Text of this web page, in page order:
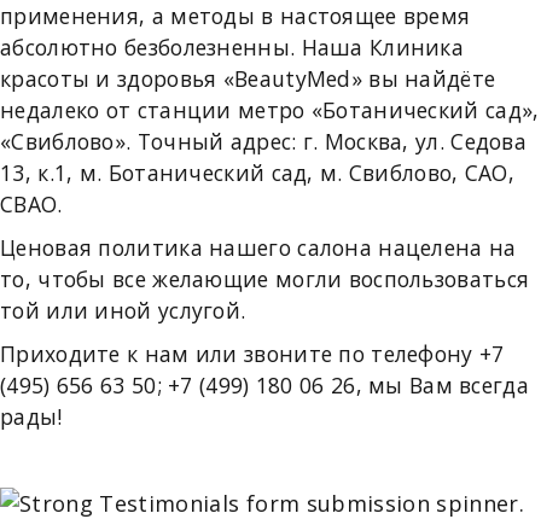
применения, а методы в настоящее время
абсолютно безболезненны. Наша Клиника
красоты и здоровья «BeautyMed» вы найдёте
недалеко от станции метро «Ботанический сад»,
«Свиблово». Точный адрес: г. Москва, ул. Седова
13, к.1, м. Ботанический сад, м. Свиблово, САО,
СВАО.
Ценовая политика нашего салона нацелена на
то, чтобы все желающие могли воспользоваться
той или иной услугой.
Приходите к нам или звоните по телефону +7
(495) 656 63 50; +7 (499) 180 06 26, мы Вам всегда
рады!